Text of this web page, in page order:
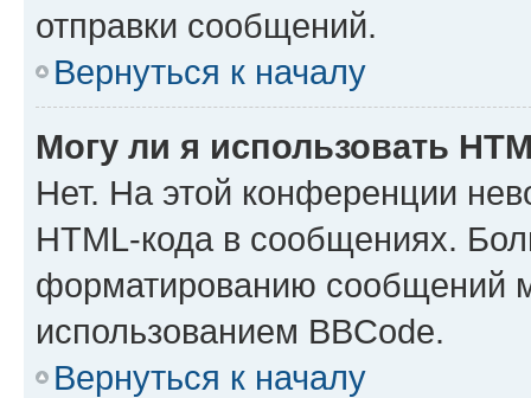
отправки сообщений.
Вернуться к началу
Могу ли я использовать
Нет. На этой конференции
HTML-кода в сообщениях.
форматированию сообщений
использованием BBCode.
Вернуться к началу